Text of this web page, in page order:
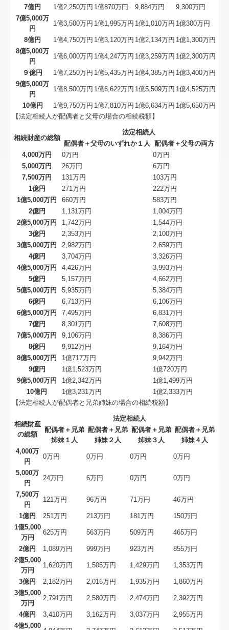
国の共済制度活用コーナー
7億円 1億2,250万円 1億870万円 9,884万円
9,300万円
7億5,000万
円
1億3,500万円 1億1,995万円 1億1,010万円 1億300万円
8億円 1億4,750万円 1億3,120万円 1億2,134万円 1億1,300万円
8億5,000万
円
1億6,000万円 1億4,247万円 1億3,259万円 1億2,300万円
９億円 1億7,250万円 1億5,435万円 1億4,385万円 1億3,400万円
9億5,000万
円
1億8,500万円 1億6,622万円 1億5,509万円 1億4,525万円
10億円 1億9,750万円 1億7,810万円 1億6,634万円 1億5,650万円
【法定相続人が配偶者と父母の場合の相続税額】
相続財産の総額
法定相続人
配偶者＋父母のいずれか１人
配偶者＋父母の両方
4,000万円
0万円
0万円
5,000万円
26万円
6万円
7,500万円
131万円
103万円
1億円
271万円
222万円
1億5,000万円
660万円
583万円
2億円
1,131万円
1,004万円
2億5,000万円
1,742万円
1,544万円
3億円
2,353万円
2,100万円
3億5,000万円
2,982万円
2,659万円
4億円
3,704万円
3,326万円
4億5,000万円
4,426万円
3,993万円
5億円
5,157万円
4,662万円
5億5,000万円
5,935万円
5,384万円
6億円
6,713万円
6,106万円
6億5,000万円
7,495万円
6,831万円
7億円
8,301万円
7,608万円
7億5,000万円
9,106万円
8,386万円
8億円
9,912万円
9,164万円
8億5,000万円
1億717万円
9,942万円
9億円
1億1,523万円
1億720万円
9億5,000万円
1億2,342万円
1億1,499万円
10億円
1億3,231万円
1億2,333万円
【法定相続人が配偶者と兄弟姉妹の場合の相続税額】
相続財産
の総額
法定相続人
配偶者＋兄弟
姉妹１人
配偶者＋兄弟
姉妹２人
配偶者＋兄弟
姉妹３人
配偶者＋兄弟
姉妹４人
4,000万
円
0万円 0万円 0万円 0万円
5,000万
円
24万円 6万円 0万円 0万円
7,500万
円
121万円 96万円 71万円 46万円
1億円 251万円 213万円 181万円
150万円
1億5,000
万円
625万円 563万円 509万円 465万円
2億円 1,089万円 999万円 923万円
855万円
2億5,000
万円
1,620万円 1,505万円 1,429万円 1,353万円
3億円 2,182万円 2,016万円 1,935万円
1,860万円
3億5,000
万円
2,791万円 2,580万円 2,474万円 2,392万円
4億円 3,410万円 3,162万円 3,037万円
2,955万円
4億5,000